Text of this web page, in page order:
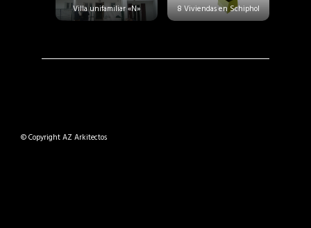
Villa unifamiliar «N» 8 Viviendas en Schiphol
© Copyright AZ Arkitectos